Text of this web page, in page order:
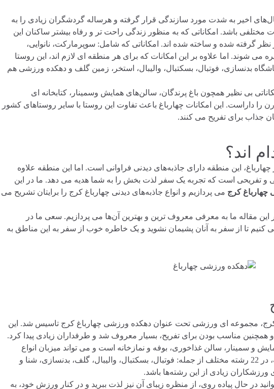
اخیر به شدت مورد سازندگی قرار گرفته و هرساله گردشگران زیادی را به
باشد. امکاناتی که به منظور زندگی راحت تر و رفاه بیشتر ساکنان این
گرفته شده و ساخته شده اند. امکاناتی که شامل: سوپرمارکت، نانوایی،
می شوند. اما علاوه بر این امکانات که برای هر منطقه ای لازم اند، این روستا
بدنسازی، فوتبال، بسکتبال، والیبال، استخر، زمین گلف و دهکده ورزشی هم
بی نظیر همچون باغ پرندگان، سالن‌های همایش وسمینار، کتابخانه ای
داراست. این امکانات چهارباغ باعث تفاوت این روستا با سایر روستاهای کشور
جذاب برای تفریح می کنند.
اند؟
این منطقه دارای جاذبه‌های دیدنی فراوانی است. اما این منطقه علاوه
و تفریحی است که تجربه یک سفر لذت بخش را به شما هدیه می دهد. ما در این
چهارباغ کرج می پردازیم و انواع جاذبه‌های دیدنی چهارباغ کرج را برایتان تشریح می
این مقاله ما به معرفی معروف ترین و بهترین آن‌ها می پردازیم. سعی ما در
کنیم تا از سفر به آنان پشیمان نشوید و یک خاطره خوب از سفر به این مناطق به
چهارباغ کرج، مجموعه ای ورزشی تحت عنوان دهکده ورزشی چهارباغ کرج تاسیس شد. این
همچنین مناسب بودن برای تفریح، بسیار معروف شد و طرفداران زیادی پیدا کرد.
و سمینار، سالن غذاخوری، بوفه و نمازخانه است و می تواند میزبان انواع
سمینارها و همایش‌ها باشد. همچنین این مجموعه، در 22 رشته مختلف از جمله: فوتبال، بسکتبال، والیبال، گلف، بدنسازی، شنا و
ورزشکاران زیادی از این رشته‌ها باشد.
در حال پیاده روی، از منظره زیبای آن نیز لذت ببرید و در کنار ورزش خود، به